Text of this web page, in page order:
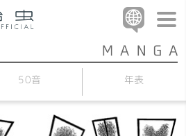
50音 年表